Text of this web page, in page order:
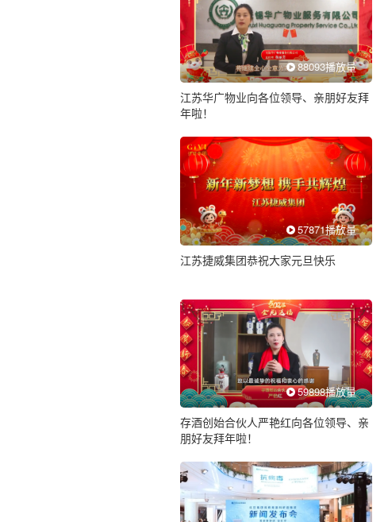
88093播放量
江苏华广物业向各位领导、亲朋好友拜
年啦！
57871播放量
江苏捷威集团恭祝大家元旦快乐
59898播放量
存酒创始合伙人严艳红向各位领导、亲
朋好友拜年啦！